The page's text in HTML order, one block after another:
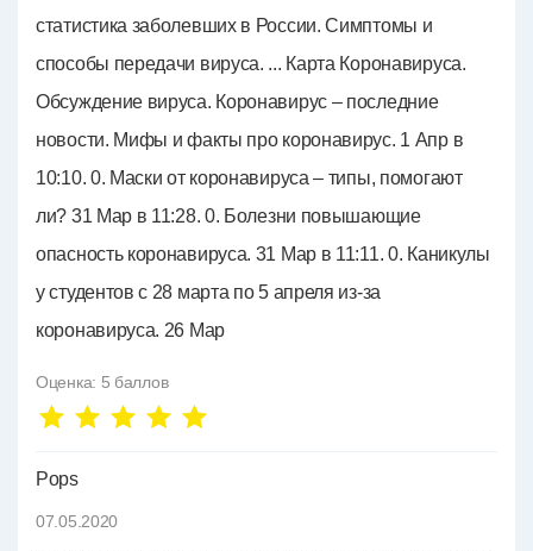
статистика заболевших в России. Симптомы и
способы передачи вируса. ... Карта Коронавируса.
Обсуждение вируса. Коронавирус – последние
новости. Мифы и факты про коронавирус. 1 Апр в
10:10. 0. Маски от коронавируса – типы, помогают
ли? 31 Мар в 11:28. 0. Болезни повышающие
опасность коронавируса. 31 Мар в 11:11. 0. Каникулы
у студентов с 28 марта по 5 апреля из-за
коронавируса. 26 Мар
Оценка: 5 баллов
Pops
07.05.2020